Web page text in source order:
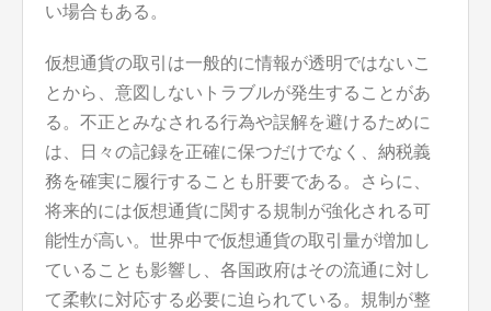
い場合もある。
仮想通貨の取引は一般的に情報が透明ではないこ
とから、意図しないトラブルが発生することがあ
る。不正とみなされる行為や誤解を避けるために
は、日々の記録を正確に保つだけでなく、納税義
務を確実に履行することも肝要である。さらに、
将来的には仮想通貨に関する規制が強化される可
能性が高い。世界中で仮想通貨の取引量が増加し
ていることも影響し、各国政府はその流通に対し
て柔軟に対応する必要に迫られている。規制が整